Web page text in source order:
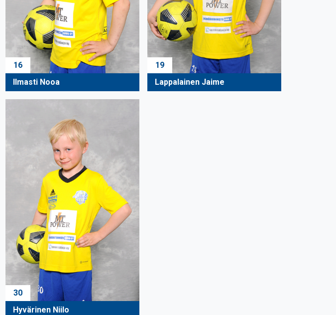
16
Ilmasti Nooa
19
Lappalainen Jaime
30
Hyvärinen Niilo